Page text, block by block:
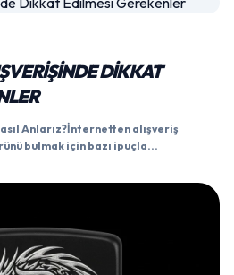
DIKKAT
Anlarız?İnternetten alışveriş
bulmak için bazı ipuçla...